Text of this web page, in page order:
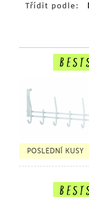
Třídit podle:
POSLEDNÍ KUSY